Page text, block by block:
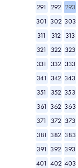
291
292 293
301 302 303
311
312 313
321
322 323
331
332 333
341
342 343
351
352 353
361 362 363
371
372 373
381 382 383
391 392 393
401 402 403